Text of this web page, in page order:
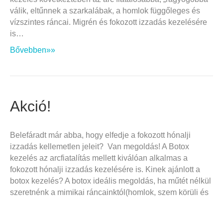
válik, eltűnnek a szarkalábak, a homlok függőleges és
vízszintes ráncai. Migrén és fokozott izzadás kezelésére
is…
Bővebben»»
Akció!
Belefáradt már abba, hogy elfedje a fokozott hónalji
izzadás kellemetlen jeleit? Van megoldás! A Botox
kezelés az arcfiatalítás mellett kiválóan alkalmas a
fokozott hónalji izzadás kezelésére is. Kinek ajánlott a
botox kezelés? A botox ideális megoldás, ha műtét nélkül
szeretnénk a mimikai ráncainktól(homlok, szem körüli és